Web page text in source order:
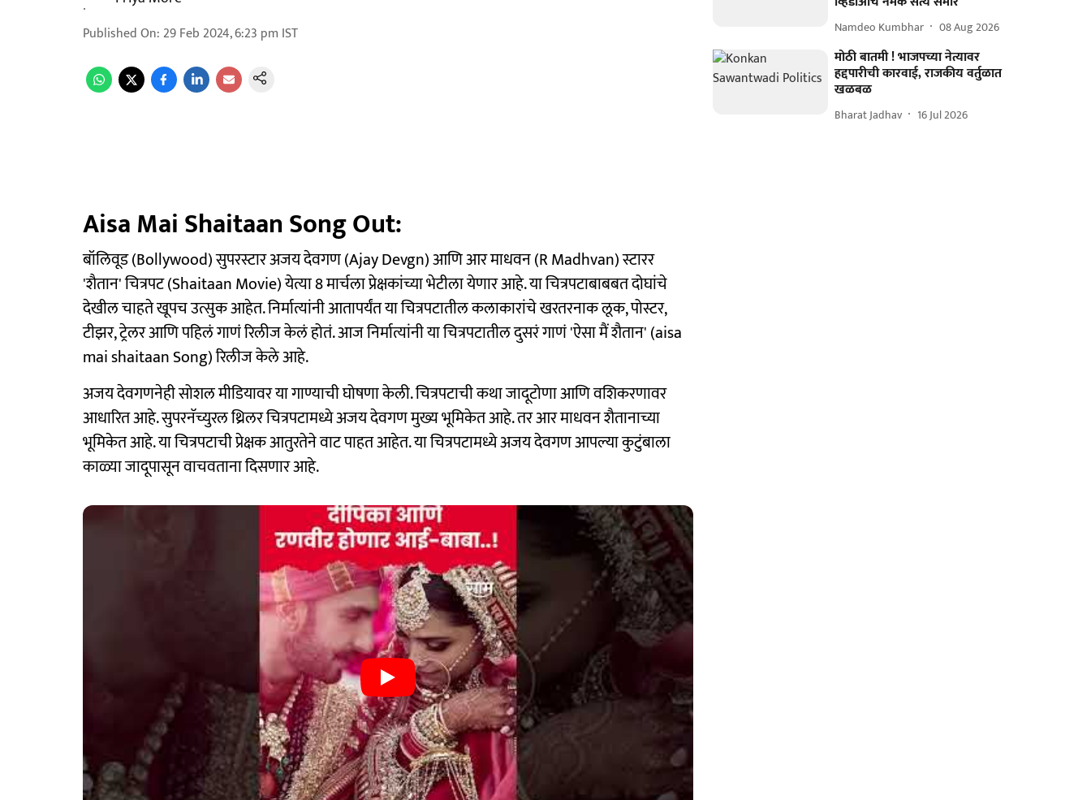
Published On: 29 Feb 2024, 6:23 pm IST
Aisa Mai Shaitaan Song Out:
बॉलिवूड (Bollywood) सुपरस्टार अजय देवगण (Ajay Devgn) आणि आर माधवन (R Madhvan) स्टारर
'शैतान' चित्रपट (Shaitaan Movie) येत्या 8 मार्चला प्रेक्षकांच्या भेटीला येणार आहे. या चित्रपटाबाबबत दोघांचे
देखील चाहते खूपच उत्सुक आहेत. निर्मात्यांनी आतापर्यंत या चित्रपटातील कलाकारांचे खरतरनाक लूक, पोस्टर,
टीझर, ट्रेलर आणि पहिलं गाणं रिलीज केलं होतं. आज निर्मात्यांनी या चित्रपटातील दुसरं गाणं 'ऐसा मैं शैतान' (aisa
mai shaitaan Song) रिलीज केले आहे.
अजय देवगणनेही सोशल मीडियावर या गाण्याची घोषणा केली. चित्रपटाची कथा जादूटोणा आणि वशिकरणावर
आधारित आहे. सुपरनॅच्युरल थ्रिलर चित्रपटामध्ये अजय देवगण मुख्य भूमिकेत आहे. तर आर माधवन शैतानाच्या
भूमिकेत आहे. या चित्रपटाची प्रेक्षक आतुरतेने वाट पाहत आहेत. या चित्रपटामध्ये अजय देवगण आपल्या कुटुंबाला
काळ्या जादूपासून वाचवताना दिसणार आहे.
Namdeo Kumbhar 08 Aug 2026
मोठी बातमी ! भाजपच्या नेत्यावर
हद्दपारीची कारवाई, राजकीय वर्तुळात
खळबळ
Bharat Jadhav 16 Jul 2026